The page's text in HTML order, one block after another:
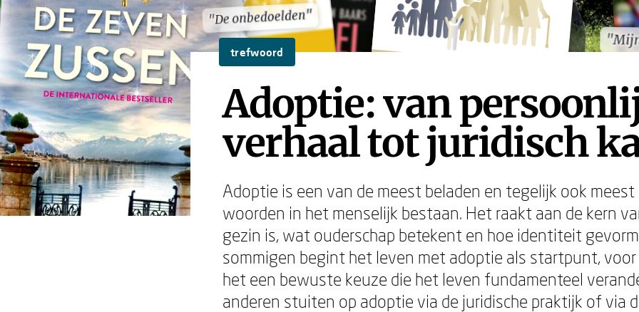
"De onbedoelden"
"De onbedoelden"
trefwoord
Adoptie: van
verhaal tot juridisch
Adoptie is een van de meest beladen en tegelijk ook
woorden in het menselijk bestaan. Het raakt aan de kern
gezin is, wat ouderschap betekent en hoe identiteit
sommigen begint het leven met adoptie als startpunt, voor
het een bewuste keuze die het leven fundamenteel
anderen stuiten op adoptie via de juridische praktijk of via